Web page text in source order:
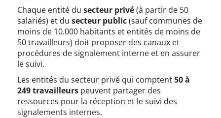
Chaque entité du secteur privé(à partir de 50
salariés) et du secteur public(sauf communes de
moins de 10.000 habitants et entités de moins de
50 travailleurs) doit proposer des canaux et
procédures de signalement interne et en assurer
le suivi.
Les entités du secteur privé qui comptent50 à
249 travailleurs peuvent partager des
ressources pour la réception et le suivi des
signalements internes.